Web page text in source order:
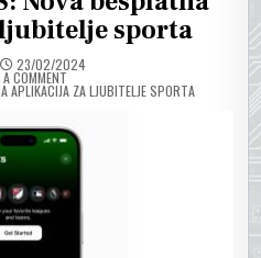
sporta
23/02/2024
A COMMENTON
APLIKACIJA ZA LJUBITELJE SPORTA